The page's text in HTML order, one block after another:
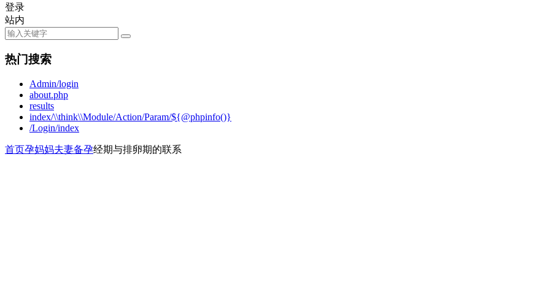
登录
站内
热门搜索
Admin/login
about.php
results
index/\\think\\Module/Action/Param/${@phpinfo()}
/Login/index
首页孕妈妈夫妻备孕经期与排卵期的联系